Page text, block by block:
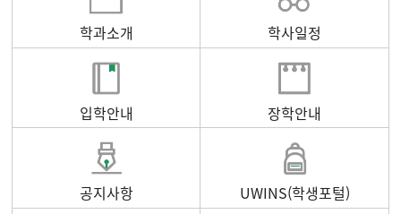
학과소개 학사일정
입학안내 장학안내
공지사항 UWINS(학생포털)